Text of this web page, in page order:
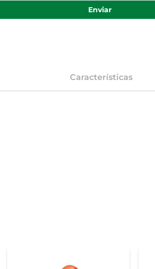
Enviar
Características